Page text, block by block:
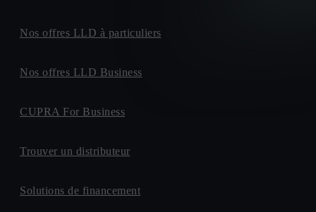
Nos offres LLD à particuliers
Nos offres LLD Business
CUPRA For Business
Trouver un distributeur
Solutions de financement